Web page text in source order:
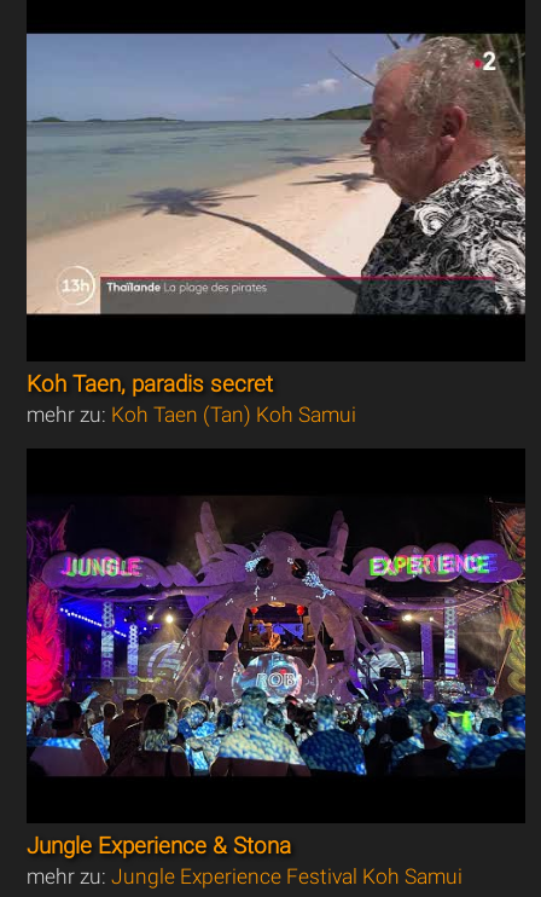
Koh Taen, paradis secret
mehr zu: Koh Taen (Tan) Koh Samui
Jungle Experience & Stona
mehr zu:Jungle Experience Festival Koh Samui